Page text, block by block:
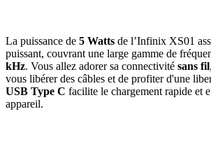
La puissance de 5 Watts de l’Infinix XS01
puissant, couvrant une large gamme de
kHz. Vous allez adorer sa connectivité sans fil
vous libérer des câbles et de profiter d'une
USB Type C facilite le chargement rapide et
appareil.